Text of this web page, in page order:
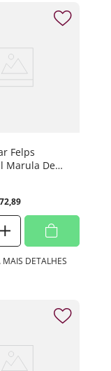
Felps
Marula De
72,89
MAIS DETALHES